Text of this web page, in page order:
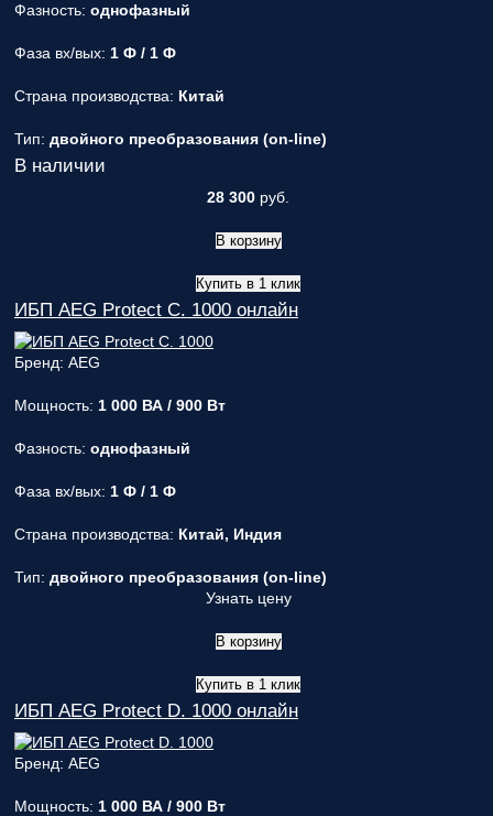
Фазность: однофазный
Фаза вх/вых: 1 Ф / 1 Ф
Страна производства: Китай
Тип: двойного преобразования (on-line)
В наличии
28 300 руб.
В корзину
Купить в 1 клик
ИБП AEG Protect C. 1000 онлайн
Бренд: AEG
Мощность: 1 000 ВА / 900 Вт
Фазность: однофазный
Фаза вх/вых: 1 Ф / 1 Ф
Страна производства: Китай, Индия
Тип: двойного преобразования (on-line)
Узнать цену
В корзину
Купить в 1 клик
ИБП AEG Protect D. 1000 онлайн
Бренд: AEG
Мощность: 1 000 ВА / 900 Вт